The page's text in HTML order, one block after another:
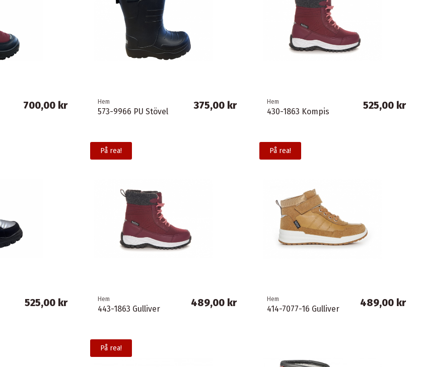
700,00 kr Hem
573-9966 PU Stövel
375,00 kr Hem
430-1863 Kompis
525,00 kr
525,00 kr
På rea!
Hem
443-1863 Gulliver
489,00 kr
På rea!
Hem
414-7077-16 Gulliver
489,00 kr
På rea!